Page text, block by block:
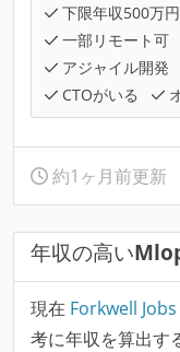
下限年収500万
一部リモート可
アジャイル開発
CTOがいる
約1ヶ月前更新
年収の高い
現在 Forkwell Jobs
考に年収を算出す